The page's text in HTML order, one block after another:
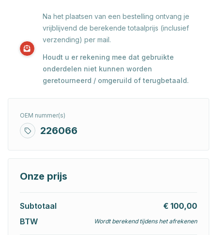
Na het plaatsen van een bestelling ontvang je
vrijblijvend de berekende totaalprijs (inclusief
verzending) per mail.
Houdt u er rekening mee dat gebruikte
onderdelen niet kunnen worden
geretourneerd / omgeruild of terugbetaald.
OEM nummer(s)
226066
Onze prijs
Subtotaal
€ 100,00
BTW
Wordt berekend tijdens het afrekenen